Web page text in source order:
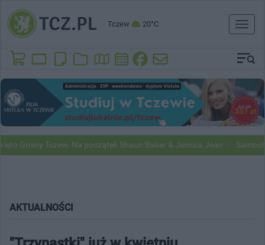
Tczew 20°C
Toggle
Tczew. Na początek Shaun Baker & Jessica Jean Samochody
AKTUALNOŚCI